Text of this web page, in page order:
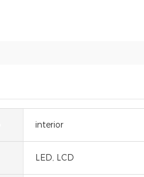
interior
LED, LCD